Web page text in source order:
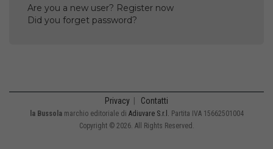
Are you a new user? Register now
Did you forget password?
Privacy Contatti
la Bussolamarchio editoriale di Adiuvare S.r.l. Partita IVA 15662501004
Copyright © 2026. All Rights Reserved.